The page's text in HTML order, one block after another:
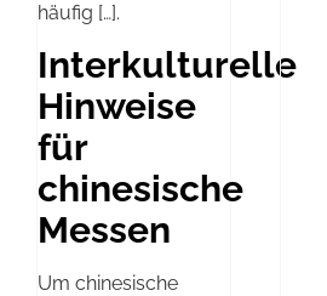
häufig […].
Interkulturelle
Hinweise
für
chinesische
Messen
Um chinesische